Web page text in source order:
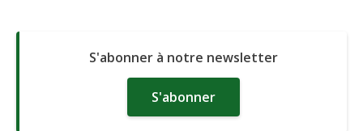
S'abonner à notre newsletter
S'abonner